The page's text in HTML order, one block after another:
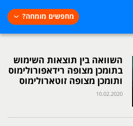
מחפשים מומחה?
השוואה בין תוצאות השימוש
בתומכן מצופה רידאפורולימוס
ותומכן מצופה זוטארולימוס
10.02.2020